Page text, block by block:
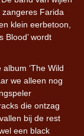
zangeres Farida
klein eerbetoon,
Blood’ wordt
‘The Wild
we alleen nog
die ontzag
bij de rest
een black